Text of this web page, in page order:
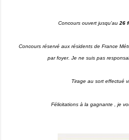
Concours ouvert jusqu'au 26
Concours réservé aux résidents de France
par foyer. Je ne suis pas
Tirage au sort effectué
Félicitations à la gagnante , je